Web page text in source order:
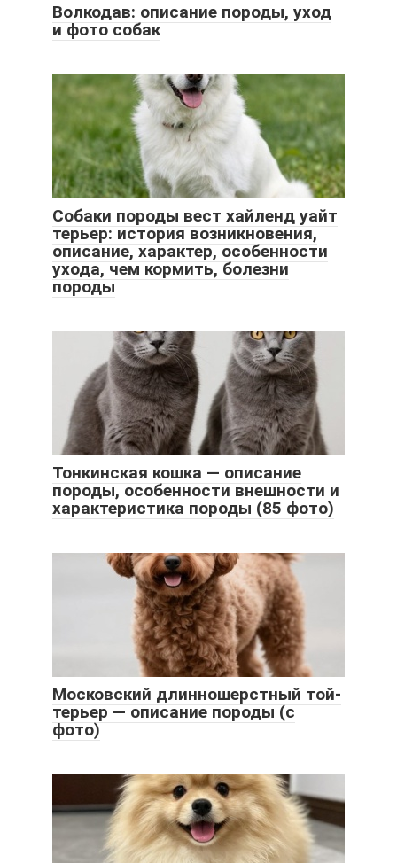
Волкодав: описание породы, уход
и фото собак
Собаки породы вест хайленд уайт
терьер: история возникновения,
описание, характер, особенности
ухода, чем кормить, болезни
породы
Тонкинская кошка — описание
породы, особенности внешности и
характеристика породы (85 фото)
Московский длинношерстный той-
терьер — описание породы (с
фото)